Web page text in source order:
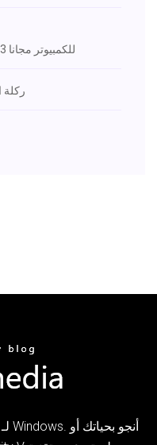
تحميل برنامج crash bandicoot 1 2 3 للكمبيوتر مجانا
ركلة